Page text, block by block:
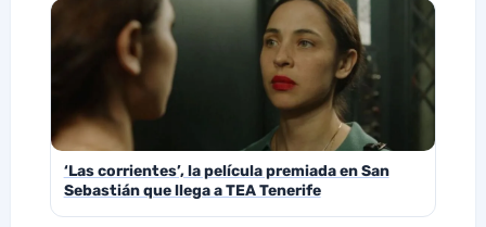
‘Las corrientes’, la película premiada en San
Sebastián que llega a TEA Tenerife